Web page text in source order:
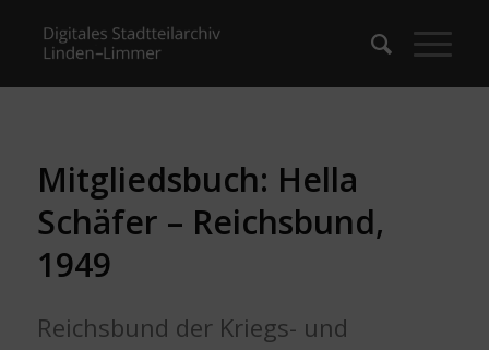
Mitgliedsbuch: Hella
Schäfer – Reichsbund,
1949
Reichsbund der Kriegs- und